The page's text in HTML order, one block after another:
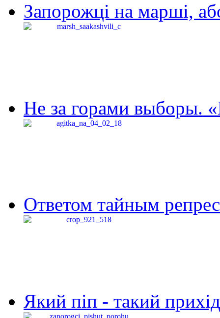
Запорожці на марші,
Не за горами выборы.
Ответом тайным
Який піп - такий